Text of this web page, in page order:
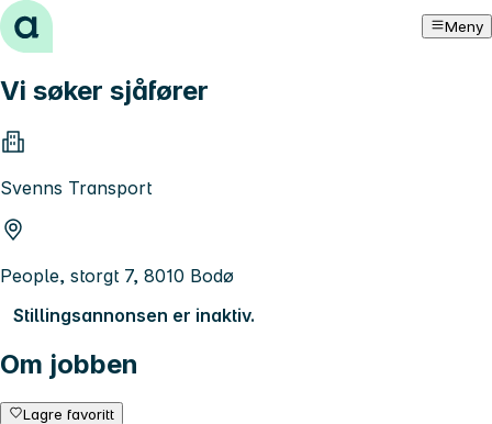
Hopp til innhold Meny
Vi søker sjåfører
Svenns Transport
People, storgt 7, 8010 Bodø
Stillingsannonsen er inaktiv.
Om jobben
Lagre favoritt